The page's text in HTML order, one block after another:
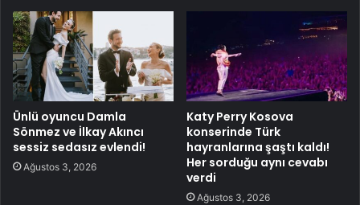
Ünlü oyuncu Damla
Sönmez ve İlkay Akıncı
sessiz sedasız evlendi!
Ağustos 3, 2026
Katy Perry Kosova
konserinde Türk
hayranlarına şaştı kaldı!
Her sorduğu aynı cevabı
verdi
Ağustos 3, 2026